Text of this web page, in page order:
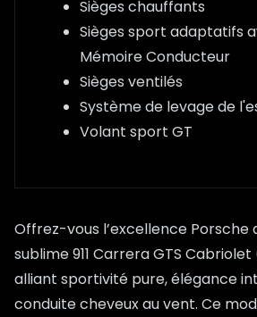
Sièges chauffants
Sièges sport adaptatifs
Mémoire Conducteur
Sièges ventilés
Système de levage de
Volant sport GT
Offrez-vous l’excellence
sublime 911 Carrera GTS
alliant sportivité pure, élégance
conduite cheveux au vent. Ce